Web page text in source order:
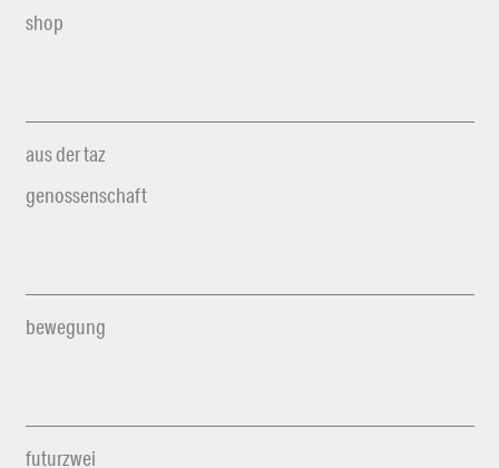
shop
aus der taz
genossenschaft
bewegung
futurzwei